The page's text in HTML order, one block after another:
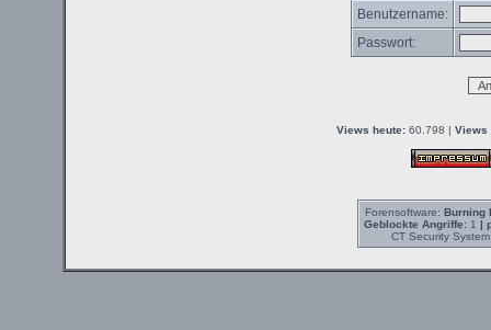
Benutzername:
Passwort:
Views heute: 60.798 | Views
Forensoftware: Burning
Geblockte Angriffe:1 |
CT Security